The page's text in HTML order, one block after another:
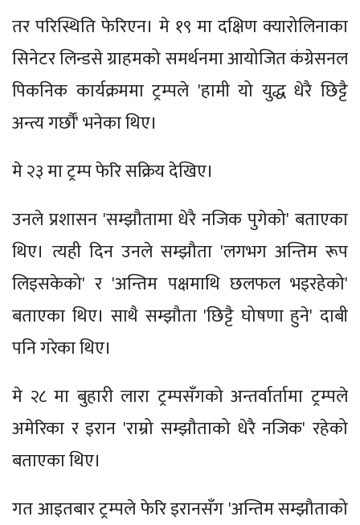
तर परिस्थिति फेरिएन। मे १९ मा दक्षिण क्यारोलिनाका
सिनेटर लिन्डसे ग्राहमको समर्थनमा आयोजित कंग्रेसनल
पिकनिक कार्यक्रममा ट्रम्पले 'हामी यो युद्ध धेरै छिट्टै
अन्त्य गर्छौं' भनेका थिए।
मे २३ मा ट्रम्प फेरि सक्रिय देखिए।
उनले प्रशासन 'सम्झौतामा धेरै नजिक पुगेको' बताएका
थिए। त्यही दिन उनले सम्झौता 'लगभग अन्तिम रूप
लिइसकेको' र 'अन्तिम पक्षमाथि छलफल भइरहेको'
बताएका थिए। साथै सम्झौता 'छिट्टै घोषणा हुने' दाबी
पनि गरेका थिए।
मे २८ मा बुहारी लारा ट्रम्पसँगको अन्तर्वार्तामा ट्रम्पले
अमेरिका र इरान 'राम्रो सम्झौताको धेरै नजिक' रहेको
बताएका थिए।
गत आइतबार ट्रम्पले फेरि इरानसँग 'अन्तिम सम्झौताको